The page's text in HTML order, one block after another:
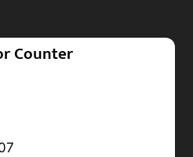
Counter